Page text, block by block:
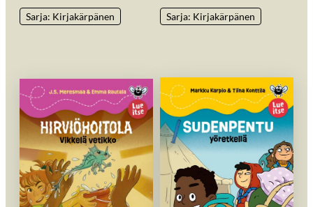
Sarja: Kirjakärpänen Sarja: Kirjakärpänen